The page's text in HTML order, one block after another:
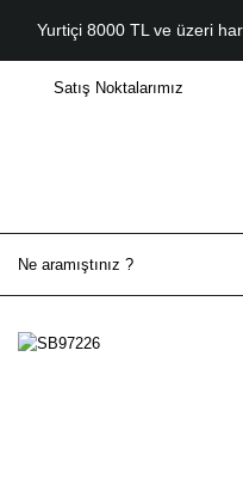
Yurtiçi 8000 TL ve üzeri
Satış Noktalarımız